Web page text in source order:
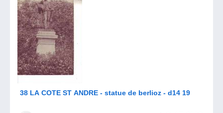
38 LA COTE ST ANDRE - statue de berlioz - d14 19